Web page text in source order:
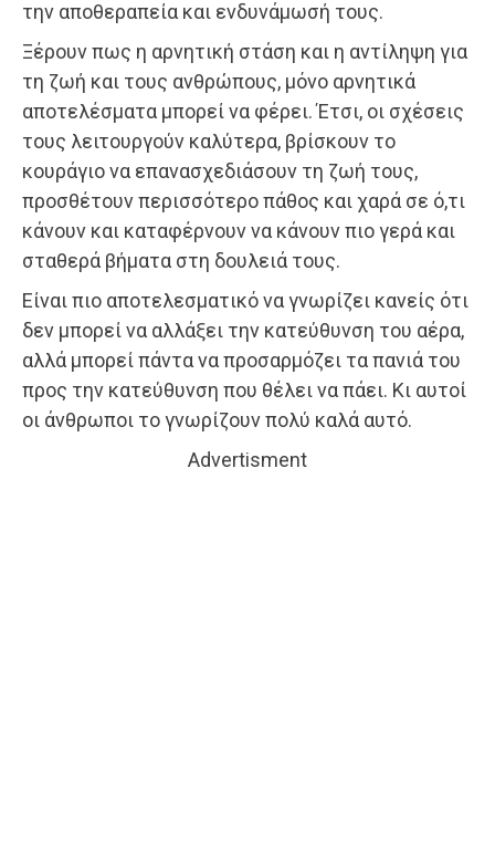
την αποθεραπεία και ενδυνάμωσή τους.
Ξέρουν πως η αρνητική στάση και η αντίληψη για
τη ζωή και τους ανθρώπους, μόνο αρνητικά
αποτελέσματα μπορεί να φέρει. Έτσι, οι σχέσεις
τους λειτουργούν καλύτερα, βρίσκουν το
κουράγιο να επανασχεδιάσουν τη ζωή τους,
προσθέτουν περισσότερο πάθος και χαρά σε ό,τι
κάνουν και καταφέρνουν να κάνουν πιο γερά και
σταθερά βήματα στη δουλειά τους.
Είναι πιο αποτελεσματικό να γνωρίζει κανείς ότι
δεν μπορεί να αλλάξει την κατεύθυνση του αέρα,
αλλά μπορεί πάντα να προσαρμόζει τα πανιά του
προς την κατεύθυνση που θέλει να πάει. Κι αυτοί
οι άνθρωποι το γνωρίζουν πολύ καλά αυτό.
Advertisment